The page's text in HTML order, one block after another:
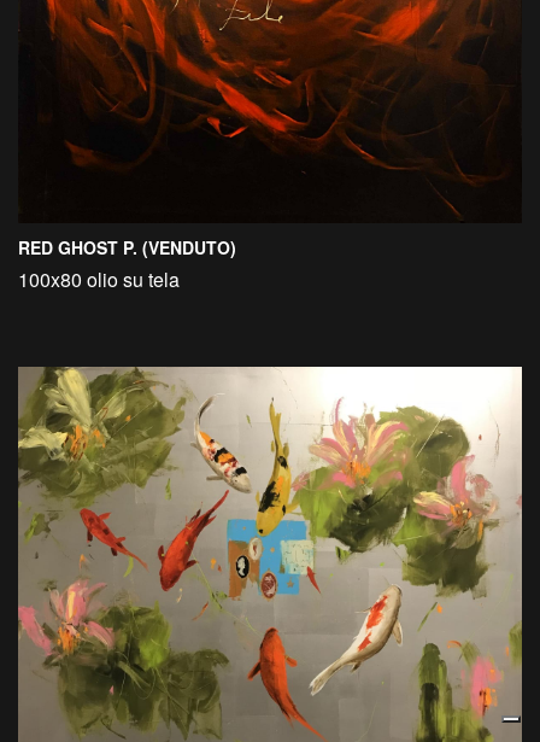
RED GHOST P. (VENDUTO)
100x80 olio su tela